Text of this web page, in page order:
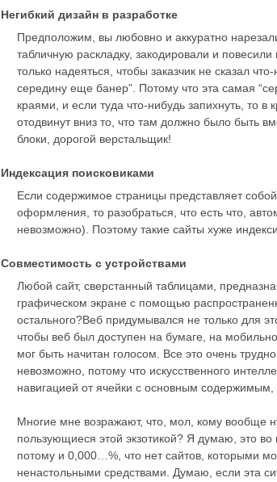
Негибкий дизайн в разработке
Предположим, вы любовно и аккуратно
табличную раскладку, закодировали и
только надеяться, чтобы заказчик не сказал
середину еще банер”. Потому что эта самая
краями, и если туда что-нибудь запихнуть, то в
отодвинут вниз то, что там должно было быть
блоки, дорогой верстальщик!
Индексация поисковиками
Если содержимое страницы представляет
оформления, то разобраться, что есть что,
невозможно). Поэтому такие сайты хуже
Совместимость с устройствами
Любой сайт, сверстанный таблицами,
графическом экране с помощью
остального?Веб придумывался не только для
чтобы веб был доступен на бумаге, на
мог быть начитан голосом. Все это очень
невозможно, потому что искусственного
навигацией от ячейки с основным содержимым,
Многие мне возражают, что, мол, кому вообще
пользующиеся этой экзотикой? Я думаю, это
потому и 0,000…%, что нет сайтов, которыми
ненастольными средствами. Думаю, если эта